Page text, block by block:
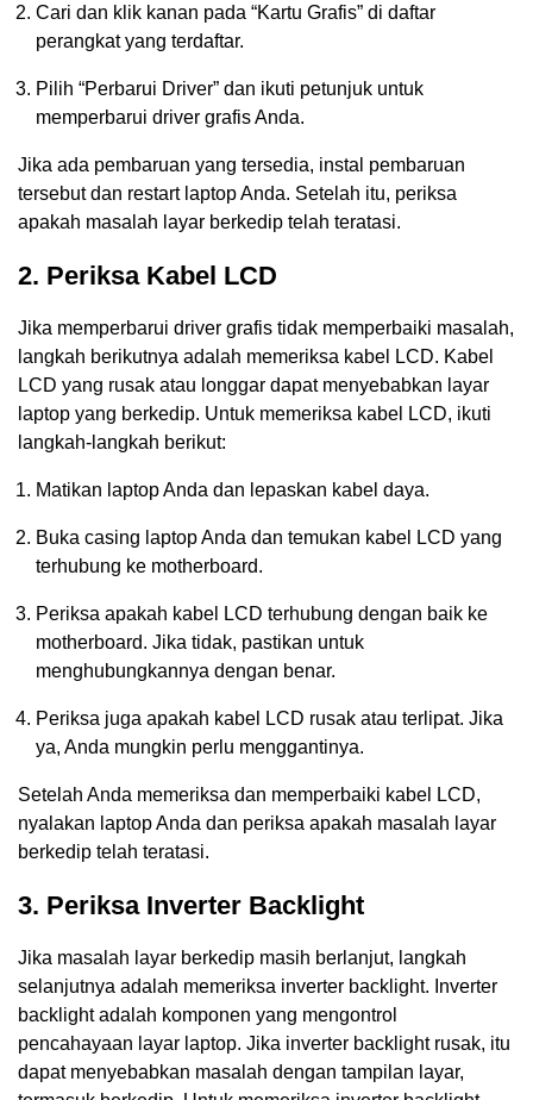
Cari dan klik kanan pada “Kartu Grafis” di daftar
perangkat yang terdaftar.
Pilih “Perbarui Driver” dan ikuti petunjuk untuk
memperbarui driver grafis Anda.
Jika ada pembaruan yang tersedia, instal pembaruan
tersebut dan restart laptop Anda. Setelah itu, periksa
apakah masalah layar berkedip telah teratasi.
2. Periksa Kabel LCD
Jika memperbarui driver grafis tidak memperbaiki masalah,
langkah berikutnya adalah memeriksa kabel LCD. Kabel
LCD yang rusak atau longgar dapat menyebabkan layar
laptop yang berkedip. Untuk memeriksa kabel LCD, ikuti
langkah-langkah berikut:
Matikan laptop Anda dan lepaskan kabel daya.
Buka casing laptop Anda dan temukan kabel LCD yang
terhubung ke motherboard.
Periksa apakah kabel LCD terhubung dengan baik ke
motherboard. Jika tidak, pastikan untuk
menghubungkannya dengan benar.
Periksa juga apakah kabel LCD rusak atau terlipat. Jika
ya, Anda mungkin perlu menggantinya.
Setelah Anda memeriksa dan memperbaiki kabel LCD,
nyalakan laptop Anda dan periksa apakah masalah layar
berkedip telah teratasi.
3. Periksa Inverter Backlight
Jika masalah layar berkedip masih berlanjut, langkah
selanjutnya adalah memeriksa inverter backlight. Inverter
backlight adalah komponen yang mengontrol
pencahayaan layar laptop. Jika inverter backlight rusak, itu
dapat menyebabkan masalah dengan tampilan layar,